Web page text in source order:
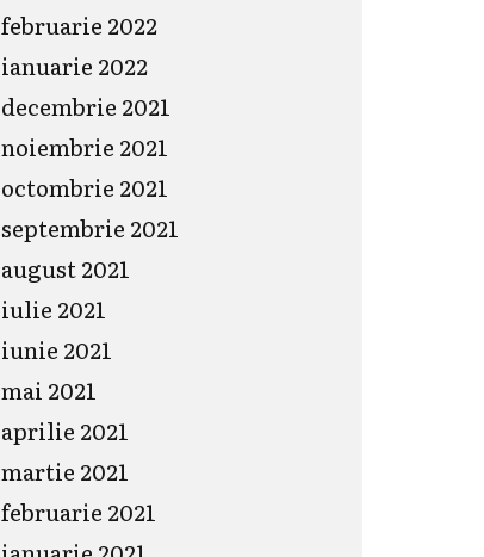
februarie 2022
ianuarie 2022
decembrie 2021
noiembrie 2021
octombrie 2021
septembrie 2021
august 2021
iulie 2021
iunie 2021
mai 2021
aprilie 2021
martie 2021
februarie 2021